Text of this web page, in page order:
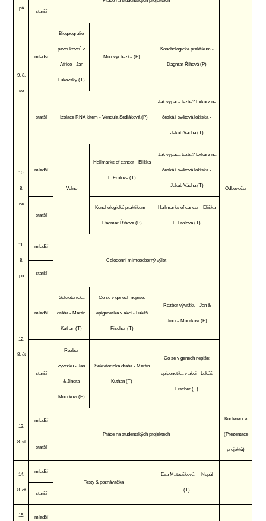
pá
starší
9. 8.
so
mladší
Biogeografie
pavoukovců v
Africe - Jan
Lukovský (T)
Mixovycházka (P)
Konchologické praktikum -
Dagmar Říhová (P)
starší Izolace RNA kitem - Vendula Sedláková (P)
Jak vypadá těžba? Exkurz na
česká i světová ložiska -
Jakub Vácha (T)
10.
8.
ne
mladší
Volno
Hallmarks of cancer - Eliška
L. Frolová (T)
Jak vypadá těžba? Exkurz na
česká i světová ložiska -
Jakub Vácha (T)
Odbovečer
starší
Konchologické praktikum -
Dagmar Říhová (P)
Hallmarks of cancer - Eliška
L. Frolová (T)
11.
8.
po
mladší
Celodenní mimoodborný výlet
starší
12.
8. út
mladší
Sekretorická
dráha - Martin
Kuthan (T)
Co se v genech nepíše:
epigenetika v akci - Lukáš
Fischer (T)
Rozbor vývržku - Jan &
Jindra Mourkovi (P)
starší
Rozbor
vývržku - Jan
& Jindra
Mourkovi (P)
Sekretorická dráha - Martin
Kuthan (T)
Co se v genech nepíše:
epigenetika v akci - Lukáš
Fischer (T)
13.
8. st
mladší
Práce na studentských projektech
Konference
(Prezentace
projektů)
starší
14.
8. čt
mladší
Testy & poznávačka
Eva Matoušková — Nepál
(T)
starší
15. mladší